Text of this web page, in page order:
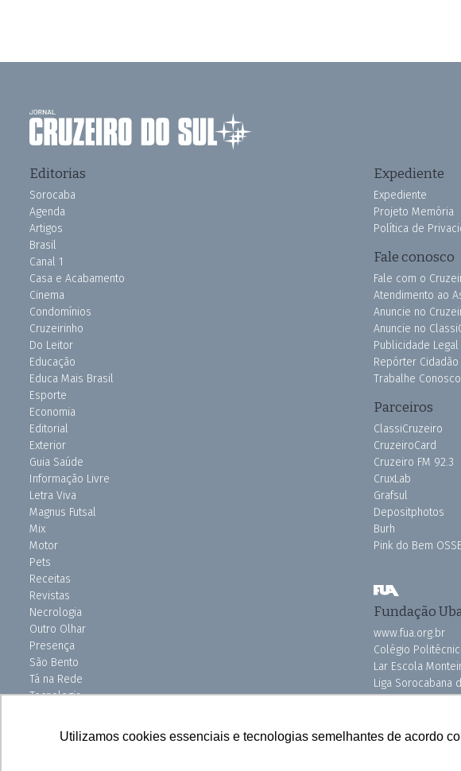
Utilizamos cookies essenciais e tecnologias semelhantes de acordo
Editorias
Sorocaba
Agenda
Artigos
Brasil
Canal 1
Casa e Acabamento
Cinema
Condomínios
Cruzeirinho
Do Leitor
Educação
Educa Mais Brasil
Esporte
Economia
Editorial
Exterior
Guia Saúde
Informação Livre
Letra Viva
Magnus Futsal
Mix
Motor
Pets
Receitas
Revistas
Necrologia
Outro Olhar
Presença
São Bento
Tá na Rede
Tecnologia
Uniso Ciência
Expediente
Expediente
Projeto Memória
Política de
Fale conosco
Fale com o
Atendimento ao
Anuncie no
Anuncie no
Publicidade Legal
Repórter Cidadão
Trabalhe Conosco
Parceiros
ClassiCruzeiro
CruzeiroCard
Cruzeiro FM 92.3
CruxLab
Grafsul
Depositphotos
Burh
Pink do Bem
Fundação
www.fua.org.br
Colégio
Lar Escola
Liga Sorocabana
Vila dos